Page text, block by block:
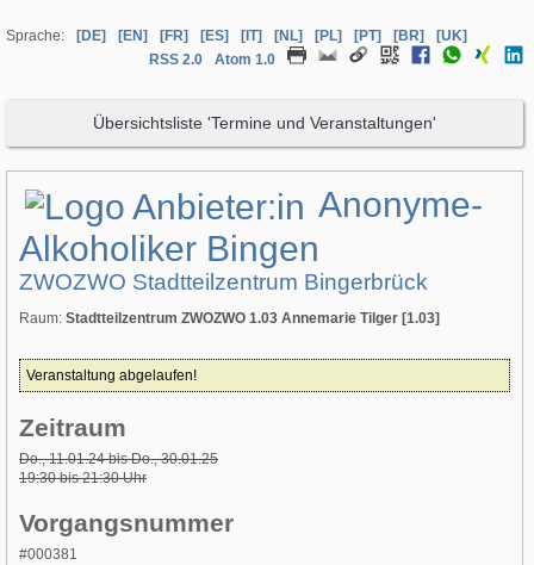
Sprache: [DE] [EN] [FR] [ES] [IT] [NL] [PL] [PT] [BR]
[UK]
RSS 2.0
Atom 1.0
Übersichtsliste 'Termine und Veranstaltungen'
Anonyme-
Alkoholiker Bingen
ZWOZWO Stadtteilzentrum Bingerbrück
Raum: Stadtteilzentrum ZWOZWO 1.03 Annemarie Tilger [1.03]
Veranstaltung abgelaufen!
Zeitraum
Do., 11.01.24 bis Do., 30.01.25
19:30 bis 21:30 Uhr
Vorgangsnummer
#000381